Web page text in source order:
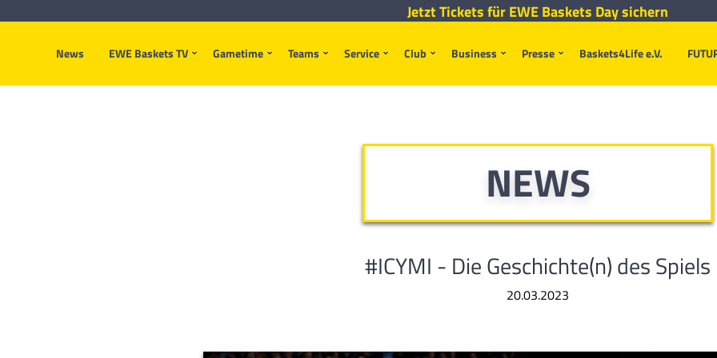
News EWE Baskets TV Gametime Teams Service Club Business Presse Baskets4Life e.V.
Jetzt Tickets für EWE Baskets Day sichern
NEWS
#ICYMI - Die Geschichte(n) des Spiels
20.03.2023